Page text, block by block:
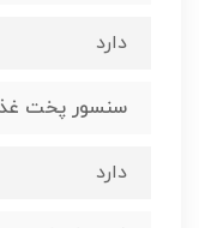
دارد
سنسور پخت
دارد